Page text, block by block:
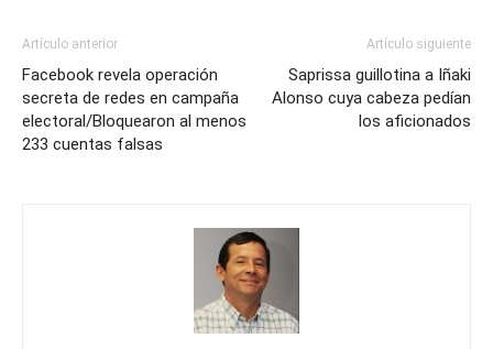
Artículo anterior
Facebook revela operación
secreta de redes en campaña
electoral/Bloquearon al menos
233 cuentas falsas
Artículo siguiente
Saprissa guillotina a Iñaki
Alonso cuya cabeza pedían
los aficionados